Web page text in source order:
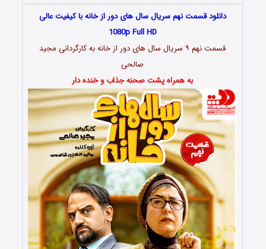
دانلود قسمت نهم سریال سال های دور از خانه با کیفیت عالی
1080p Full HD
قسمت نهم ۹ سریال سال های دور از خانه به کارگردانی مجید
صالحی
به همراه پشت صحنه جذاب و خنده دار